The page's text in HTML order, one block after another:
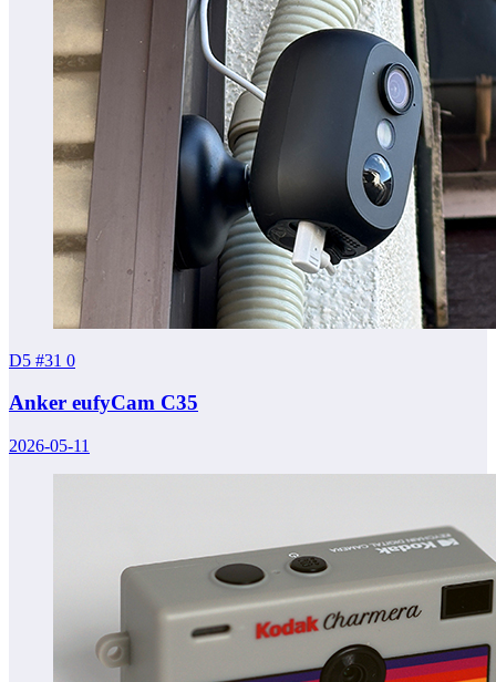
D5 #31 0
Anker eufyCam C35
2026-05-11